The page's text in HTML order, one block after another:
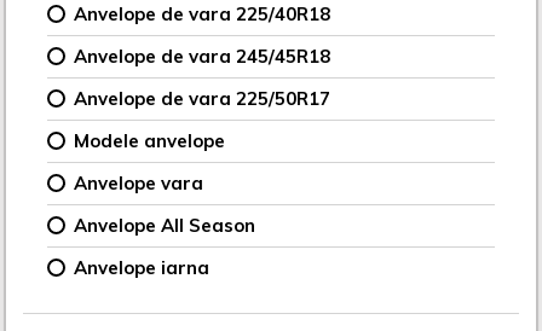
Anvelope de vara 225/40R18
Anvelope de vara 245/45R18
Anvelope de vara 225/50R17
Modele anvelope
Anvelope vara
Anvelope All Season
Anvelope iarna